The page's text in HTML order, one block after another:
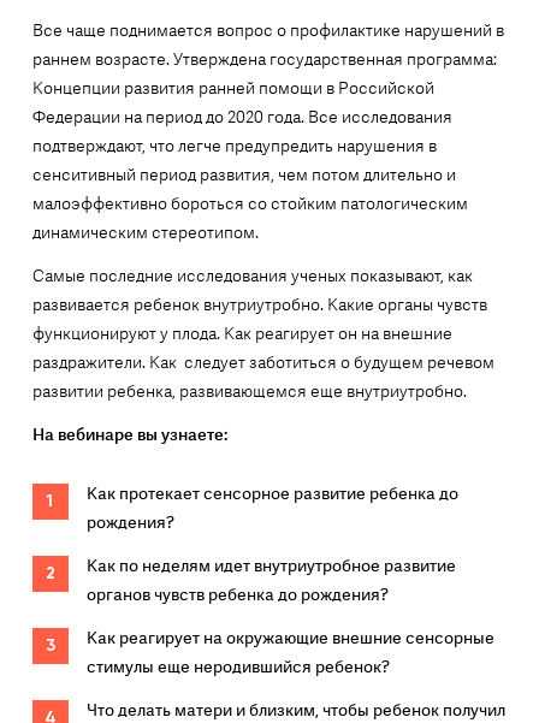
Все чаще поднимается вопрос о профилактике нарушений в
раннем возрасте. Утверждена государственная программа:
Концепции развития ранней помощи в Российской
Федерации на период до 2020 года. Все исследования
подтверждают, что легче предупредить нарушения в
сенситивный период развития, чем потом длительно и
малоэффективно бороться со стойким патологическим
динамическим стереотипом.
Самые последние исследования ученых показывают, как
развивается ребенок внутриутробно. Какие органы чувств
функционируют у плода. Как реагирует он на внешние
раздражители. Как следует заботиться о будущем речевом
развитии ребенка, развивающемся еще внутриутробно.
На вебинаре вы узнаете:
Как протекает сенсорное развитие ребенка до
рождения?
Как по неделям идет внутриутробное развитие
органов чувств ребенка до рождения?
Как реагирует на окружающие внешние сенсорные
стимулы еще неродившийся ребенок?
Что делать матери и близким, чтобы ребенок получил